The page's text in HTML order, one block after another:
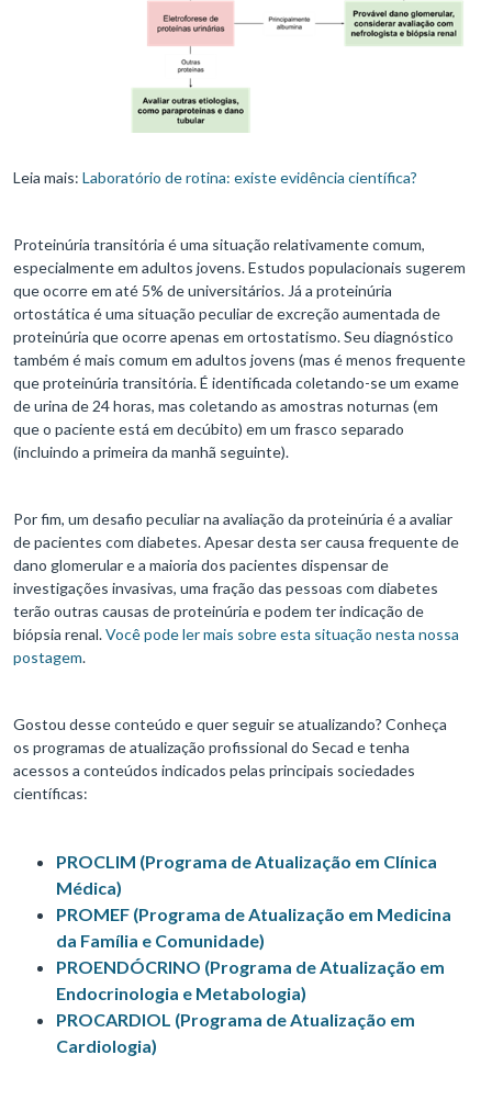
Leia mais: Laboratório de rotina: existe evidência científica?
Proteinúria transitória é uma situação relativamente comum,
especialmente em adultos jovens. Estudos populacionais sugerem
que ocorre em até 5% de universitários. Já a proteinúria
ortostática é uma situação peculiar de excreção aumentada de
proteinúria que ocorre apenas em ortostatismo. Seu diagnóstico
também é mais comum em adultos jovens (mas é menos frequente
que proteinúria transitória. É identificada coletando-se um exame
de urina de 24 horas, mas coletando as amostras noturnas (em
que o paciente está em decúbito) em um frasco separado
(incluindo a primeira da manhã seguinte).
Por fim, um desafio peculiar na avaliação da proteinúria é a avaliar
de pacientes com diabetes. Apesar desta ser causa frequente de
dano glomerular e a maioria dos pacientes dispensar de
investigações invasivas, uma fração das pessoas com diabetes
terão outras causas de proteinúria e podem ter indicação de
biópsia renal.Você pode ler mais sobre esta situação nesta nossa
postagem.
Gostou desse conteúdo e quer seguir se atualizando? Conheça
os programas de atualização profissional do Secad e tenha
acessos a conteúdos indicados pelas principais sociedades
científicas:
PROCLIM (Programa de Atualização em Clínica
Médica)
PROMEF (Programa de Atualização em Medicina
da Família e Comunidade)
PROENDÓCRINO (Programa de Atualização em
Endocrinologia e Metabologia)
PROCARDIOL (Programa de Atualização em
Cardiologia)